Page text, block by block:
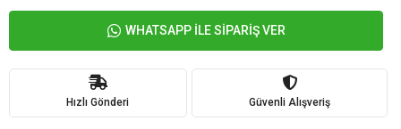
WHATSAPP İLE SİPARİŞ VER
Hızlı Gönderi Güvenli Alışveriş